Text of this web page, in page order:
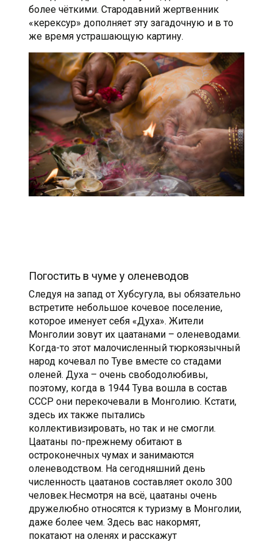
более чёткими. Стародавний жертвенник
«керексур» дополняет эту загадочную и в то
же время устрашающую картину.
Погостить в чуме у оленеводов
Следуя на запад от Хубсугула, вы обязательно
встретите небольшое кочевое поселение,
которое именует себя «Духа». Жители
Монголии зовут их цаатанами – оленеводами.
Когда-то этот малочисленный тюркоязычный
народ кочевал по Туве вместе со стадами
оленей. Духа – очень свободолюбивы,
поэтому, когда в 1944 Тува вошла в состав
СССР они перекочевали в Монголию. Кстати,
здесь их также пытались
коллективизировать, но так и не смогли.
Цаатаны по-прежнему обитают в
остроконечных чумах и занимаются
оленеводством. На сегодняшний день
численность цаатанов составляет около 300
человек.Несмотря на всё, цаатаны очень
дружелюбно относятся к туризму в Монголии,
даже более чем. Здесь вас накормят,
покатают на оленях и расскажут